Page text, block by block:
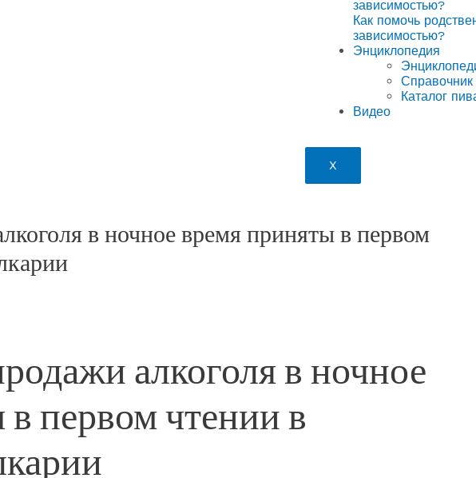
зависимостью?
Как помочь
зависимостью?
Энциклопедия
Справочник
Каталог
Видео
X
в ночное время приняты в первом
алкоголя в ночное
первом чтении в